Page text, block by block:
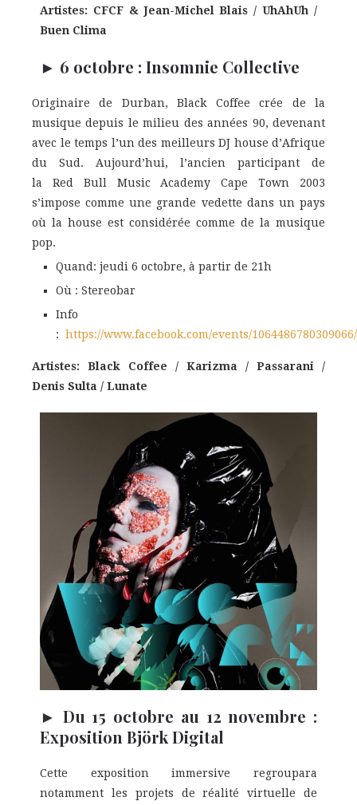
Artistes: CFCF & Jean-Michel Blais / UhAhUh /
Buen Clima
► 6 octobre : Insomnie Collective
Originaire de Durban, Black Coffee crée de la
musique depuis le milieu des années 90, devenant
avec le temps l’un des meilleurs DJ house d’Afrique
du Sud. Aujourd’hui, l’ancien participant de
la Red Bull
Music Academy Cape Town 2003
s’impose comme une grande vedette dans un pays
où la house est considérée comme de la musique
pop.
Quand: jeudi 6 octobre, à partir de 21h
Où : Stereobar
Info
: https://www.facebook.com/events/1064486780309066/
Artistes: Black Coffee / Karizma / Passarani /
Denis Sulta / Lunate
► Du 15 octobre au 12 novembre :
Exposition Björk Digital
Cette exposition immersive regroupara
notamment les projets de réalité virtuelle de